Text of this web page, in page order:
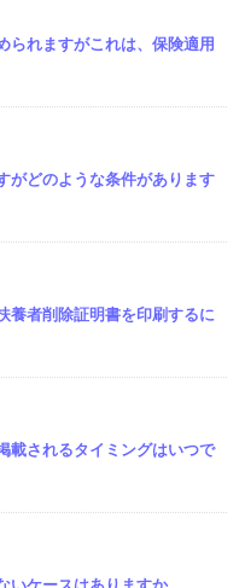
られますがこれは、保険適用
がどのような条件があります
養者削除証明書を印刷するに
載されるタイミングはいつで